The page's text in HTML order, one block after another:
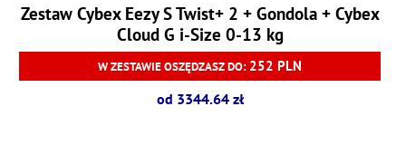
Zestaw Cybex Eezy S Twist+ 2 + Gondola + Cybex
Cloud G i-Size 0-13 kg
W ZESTAWIE OSZĘDZASZ DO: 252 PLN
od 3344.64 zł